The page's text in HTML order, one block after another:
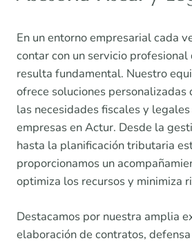
En un entorno empresarial cada
contar con un servicio
resulta fundamental. Nuestro
ofrece soluciones personalizadas
las necesidades fiscales y
empresas en Actur. Desde la
hasta la planificación tributaria
proporcionamos un
optimiza los recursos y minimiza
Destacamos por nuestra amplia
elaboración de contratos,